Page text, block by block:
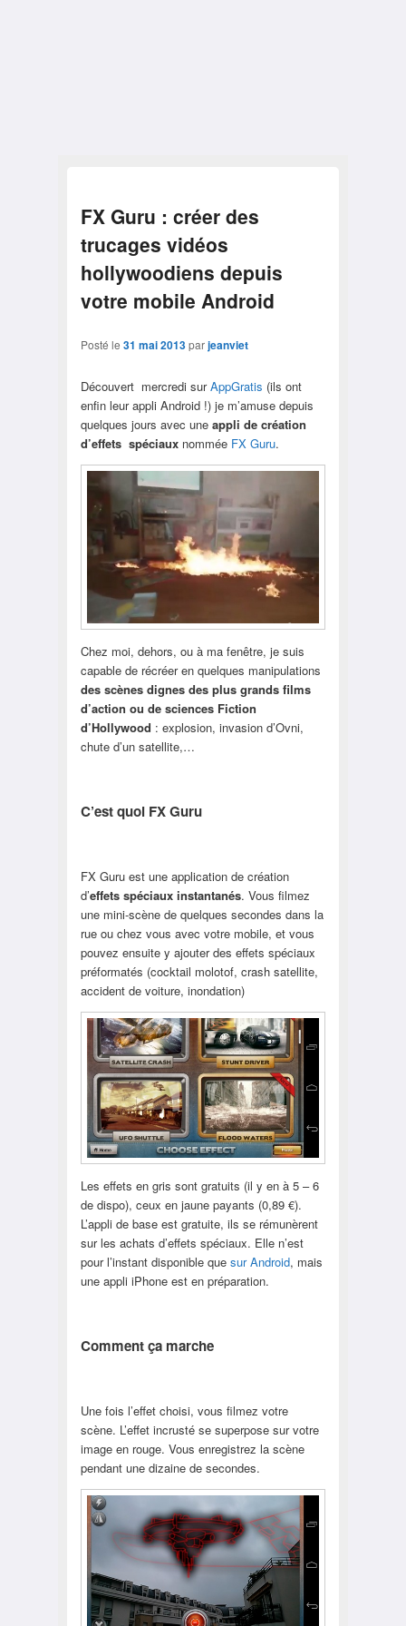
FX Guru : créer des
trucages vidéos
hollywoodiens depuis
votre mobile Android
Posté le 31 mai 2013parjeanviet
Découvert mercredi surAppGratis (ils ont
enfin leur appli Android !) je m’amuse depuis
quelques jours avec une appli de création
d’effets spéciauxnommée FX Guru.
Chez moi, dehors, ou à ma fenêtre, je suis
capable de récréer en quelques manipulations
des scènes dignes des plus grands films
d’action ou de sciences Fiction
d’Hollywood : explosion, invasion d’Ovni,
chute d’un satellite,…
C’est quoi FX Guru
FX Guru est une application de création
d’effets spéciaux instantanés. Vous filmez
une mini-scène de quelques secondes dans la
rue ou chez vous avec votre mobile, et vous
pouvez ensuite y ajouter des effets spéciaux
préformatés (cocktail molotof, crash satellite,
accident de voiture, inondation)
Les effets en gris sont gratuits (il y en à 5 – 6
de dispo), ceux en jaune payants (0,89 €).
L’appli de base est gratuite, ils se rémunèrent
sur les achats d’effets spéciaux. Elle n’est
pour l’instant disponible que sur Android, mais
une appli iPhone est en préparation.
Comment ça marche
Une fois l’effet choisi, vous filmez votre
scène. L’effet incrusté se superpose sur votre
image en rouge. Vous enregistrez la scène
pendant une dizaine de secondes.